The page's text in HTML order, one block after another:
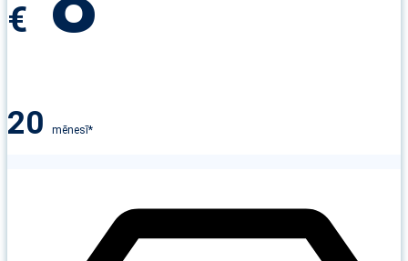
€
20 mēnesī*